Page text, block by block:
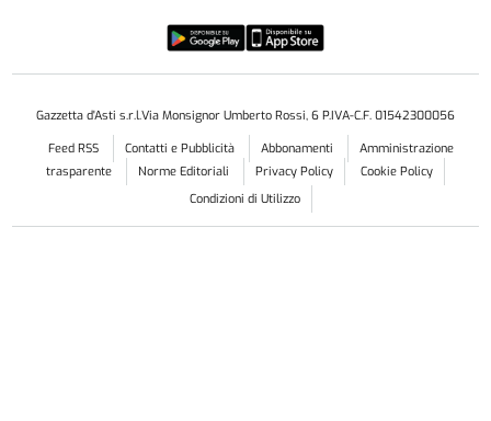
Gazzetta d'Asti s.r.l.Via Monsignor Umberto Rossi, 6 P.IVA-C.F. 01542300056
Feed RSS
Contatti e Pubblicità Abbonamenti
Amministrazione
trasparente
Norme Editoriali Privacy Policy
Cookie Policy
Condizioni di Utilizzo